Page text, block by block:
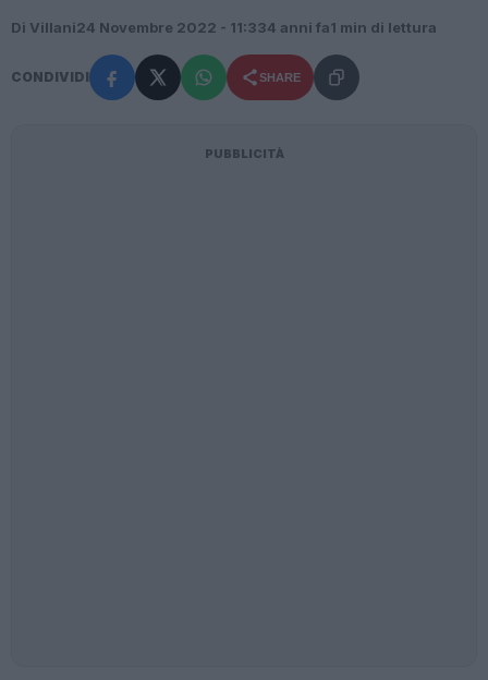
Di Villani24 Novembre 2022 - 11:334 anni fa1 min di lettura
CONDIVIDI SHARE
PUBBLICITÀ